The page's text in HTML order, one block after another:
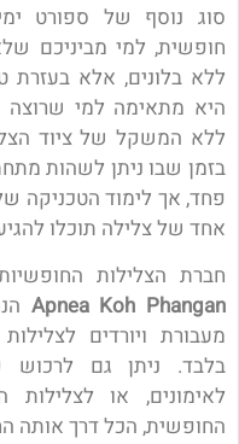
סוג נוסף של ספורט
חופשית, למי מביניכם
ללא בלונים, אלא בעזרת
היא מתאימה למי
ללא המשקל של ציוד
בזמן שבו ניתן לשהות
פחד, אך לימוד הטכניקה
אחד של צלילה תוכלו
חברת הצלילות
Apnea Koh Phangan
מעבורת ויורדים
בלבד. ניתן גם לרכוש
לאימונים, או
החופשית, הכל דרך אותה